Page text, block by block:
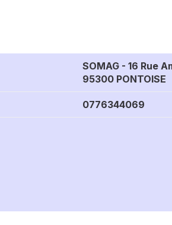
SOMAG - 16 Rue
95300 PONTOISE
0776344069